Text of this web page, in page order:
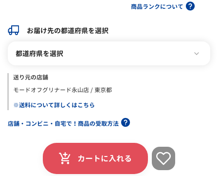
商品ランクについて
お届け先の都道府県を選択
都道府県を選択
送り元の店舗
モードオフグリナード永山店 / 東京都
※送料について詳しくはこちら
店舗・コンビニ・自宅で！商品の受取方法
カートに入れる